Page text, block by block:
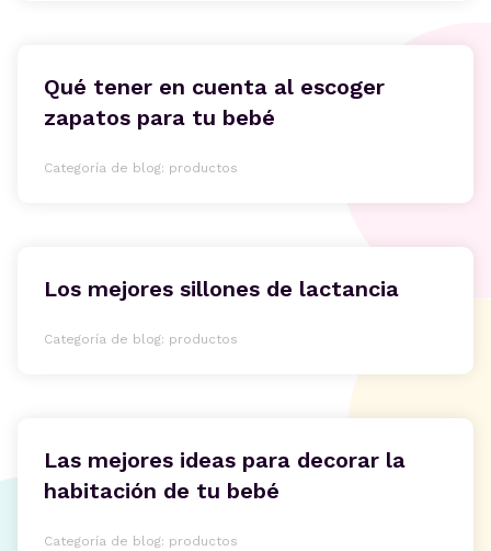
Qué tener en cuenta al escoger
zapatos para tu bebé
Categoría de blog: productos
Los mejores sillones de lactancia
Categoría de blog: productos
Las mejores ideas para decorar la
habitación de tu bebé
Categoría de blog: productos